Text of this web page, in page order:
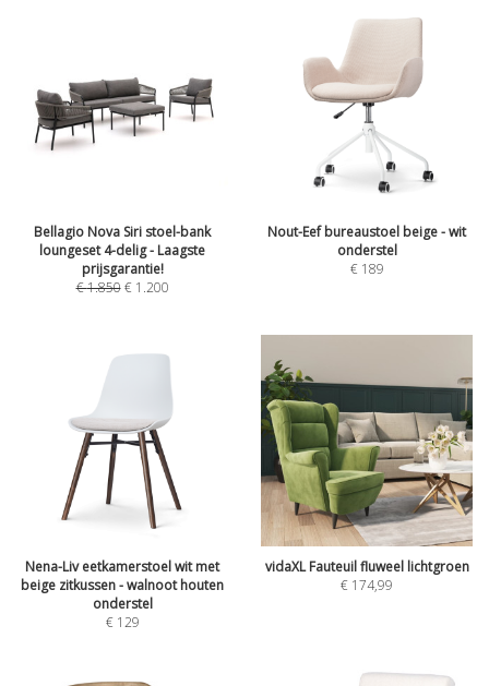
Bellagio Nova Siri stoel-bank
loungeset 4-delig - Laagste
prijsgarantie!
€1.850 € 1.200
Nout-Eef bureaustoel beige - wit
onderstel
€ 189
Nena-Liv eetkamerstoel wit met
beige zitkussen - walnoot houten
onderstel
€ 129
vidaXL Fauteuil fluweel lichtgroen
€ 174,99